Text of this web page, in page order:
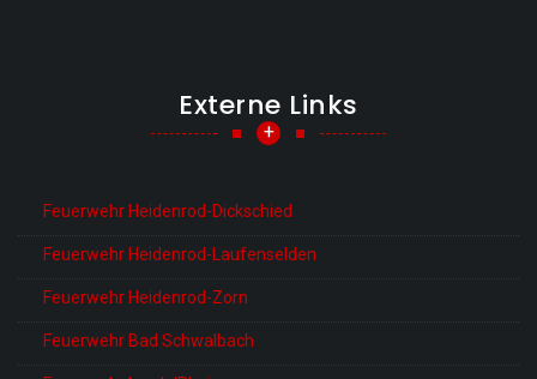
Externe Links
+
Feuerwehr Heidenrod-Dickschied
Feuerwehr Heidenrod-Laufenselden
Feuerwehr Heidenrod-Zorn
Feuerwehr Bad Schwalbach